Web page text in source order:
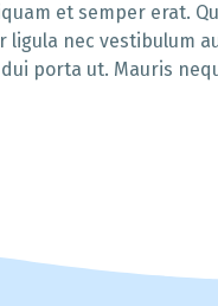
et semper erat.
nec vestibulum
porta ut. Mauris